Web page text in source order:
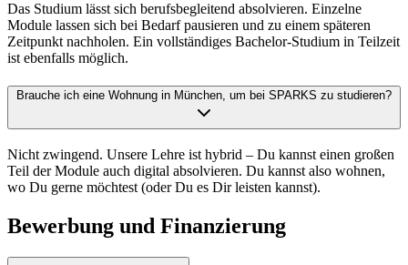
Das Studium lässt sich berufsbegleitend absolvieren. Einzelne
Module lassen sich bei Bedarf pausieren und zu einem späteren
Zeitpunkt nachholen. Ein vollständiges Bachelor-Studium in Teilzeit
ist ebenfalls möglich.
Brauche ich eine Wohnung in München, um bei SPARKS zu studieren?
Nicht zwingend. Unsere Lehre ist hybrid – Du kannst einen großen
Teil der Module auch digital absolvieren. Du kannst also wohnen,
wo Du gerne möchtest (oder Du es Dir leisten kannst).
Bewerbung und Finanzierung